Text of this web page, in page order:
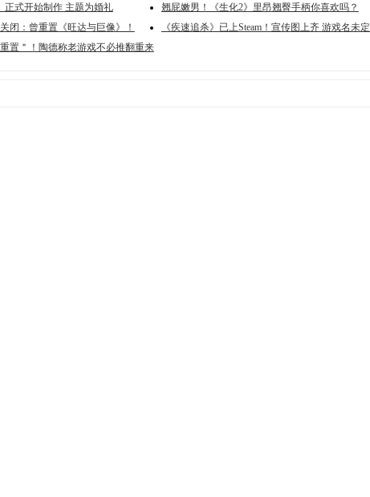
正式开始制作 主题为婚礼
翘屁嫩男！《生化2》里昂翘臀手柄你喜欢吗？
闭：曾重置《旺达与巨像》！ 《疾速追杀》已上Steam！宣传图上齐 游戏名未定
置＂！陶德称老游戏不必推翻重来